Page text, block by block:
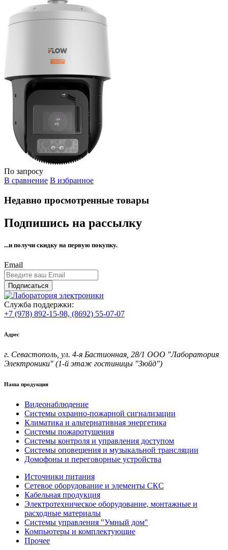
По запросу
В сравнение В избранное
Недавно просмотренные товары
Подпишись на рассылку
...и получи скидку на первую покупку.
Email
Подписаться
Служба поддержки:
+7 (978) 892-15-98, (8692) 55-07-07
Адрес
г. Севастополь, ул. 4-я Бастионная, 28/1 ООО "Лаборатория
Электроники" (1-й этаж гостиницы "Зюйд")
Наша продукция
Видеонаблюдение
Системы охранно-пожарной сигнализации
Климатика и альтернативная энергетика
Системы пожаротушения
Системы контроля и управления доступом
Системы оповещения и музыкальной трансляции
Домофоны и переговорные устройства
Источники питания
Сетевое оборудование и элементы СКС
Кабельная продукция
Электротехническое оборудование, монтажные и
расходные материалы
Системы управления "Умный дом"
Компьютеры и комплектующие
Прочее